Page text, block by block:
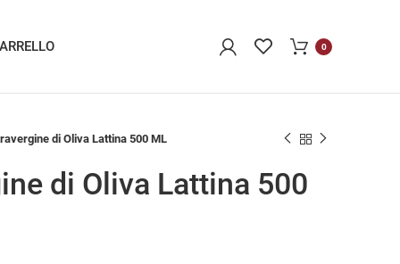
0
di Oliva Lattina 500 ML
di Oliva Lattina 500